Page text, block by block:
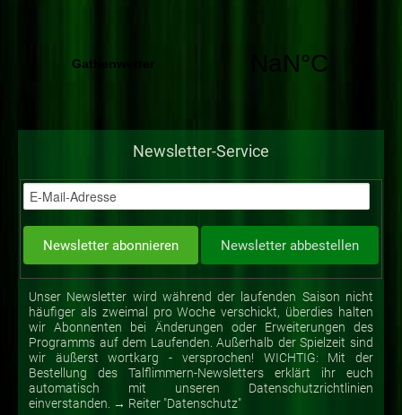
Newsletter-Service
Unser Newsletter wird während der laufenden Saison nicht
häufiger als zweimal pro Woche verschickt, überdies halten
wir Abonnenten bei Änderungen oder Erweiterungen des
Programms auf dem Laufenden. Außerhalb der Spielzeit sind
wir äußerst wortkarg - versprochen! WICHTIG: Mit der
Bestellung des Talflimmern-Newsletters erklärt ihr euch
automatisch mit unseren Datenschutzrichtlinien
einverstanden. → Reiter "Datenschutz"